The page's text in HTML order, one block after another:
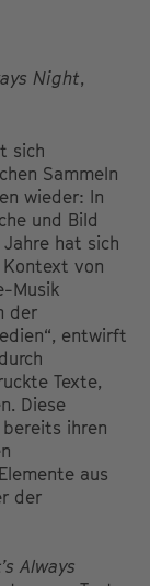
Night,
sich
Sammeln
wieder: In
und Bild
hat sich
von
Musik
der
entwirft
Texte,
Diese
ihren
aus
der
Always